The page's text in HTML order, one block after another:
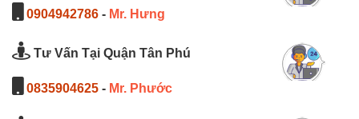
0904942786 - Mr. Hưng
Tư Vấn Tại Quận Tân Phú
0835904625 - Mr. Phước